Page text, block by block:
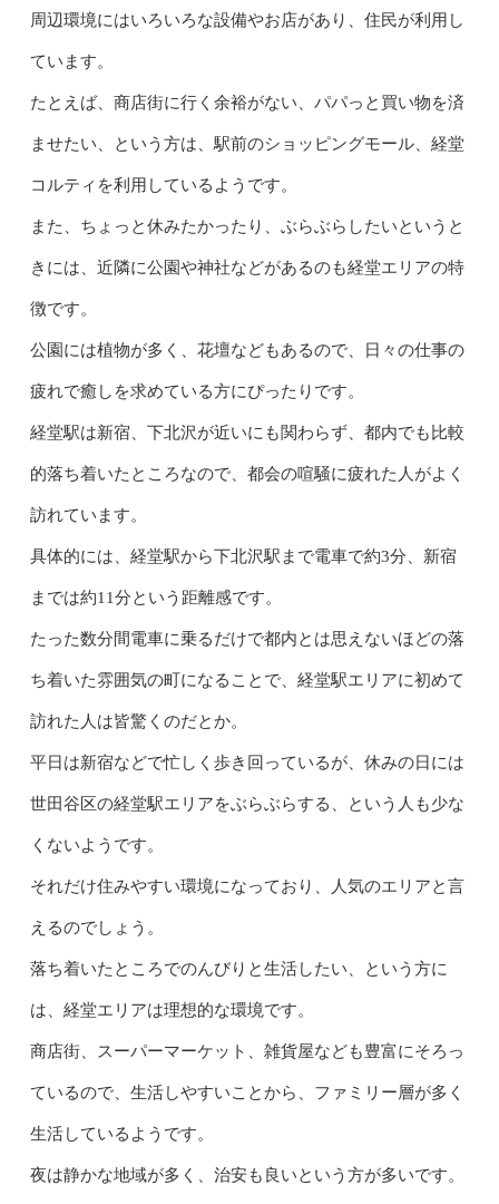
周辺環境にはいろいろな設備やお店があり、住民が利用し
ています。
たとえば、商店街に行く余裕がない、パパっと買い物を済
ませたい、という方は、駅前のショッピングモール、経堂
コルティを利用しているようです。
また、ちょっと休みたかったり、ぶらぶらしたいというと
きには、近隣に公園や神社などがあるのも経堂エリアの特
徴です。
公園には植物が多く、花壇などもあるので、日々の仕事の
疲れで癒しを求めている方にぴったりです。
経堂駅は新宿、下北沢が近いにも関わらず、都内でも比較
的落ち着いたところなので、都会の喧騒に疲れた人がよく
訪れています。
具体的には、経堂駅から下北沢駅まで電車で約3分、新宿
までは約11分という距離感です。
たった数分間電車に乗るだけで都内とは思えないほどの落
ち着いた雰囲気の町になることで、経堂駅エリアに初めて
訪れた人は皆驚くのだとか。
平日は新宿などで忙しく歩き回っているが、休みの日には
世田谷区の経堂駅エリアをぶらぶらする、という人も少な
くないようです。
それだけ住みやすい環境になっており、人気のエリアと言
えるのでしょう。
落ち着いたところでのんびりと生活したい、という方に
は、経堂エリアは理想的な環境です。
商店街、スーパーマーケット、雑貨屋なども豊富にそろっ
ているので、生活しやすいことから、ファミリー層が多く
生活しているようです。
夜は静かな地域が多く、治安も良いという方が多いです。